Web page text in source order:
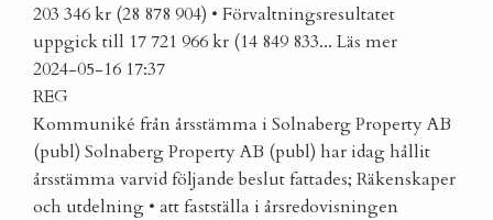
203 346 kr (28 878 904) • Förvaltningsresultatet
uppgick till 17 721 966 kr (14 849 833... Läs mer
2024-05-16 17:37
REG
Kommuniké från årsstämma i Solnaberg Property AB
(publ) Solnaberg Property AB (publ) har idag hållit
årsstämma varvid följande beslut fattades; Räkenskaper
och utdelning • att fastställa i årsredovisningen